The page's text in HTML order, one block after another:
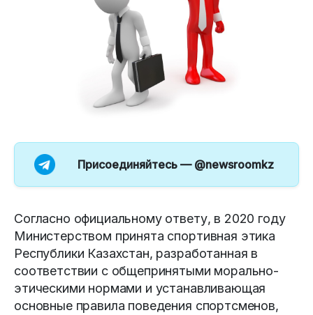
Присоединяйтесь — @newsroomkz
Согласно официальному ответу, в 2020 году
Министерством принята спортивная этика
Республики Казахстан, разработанная в
соответствии с общепринятыми морально-
этическими нормами и устанавливающая
основные правила поведения спортсменов,